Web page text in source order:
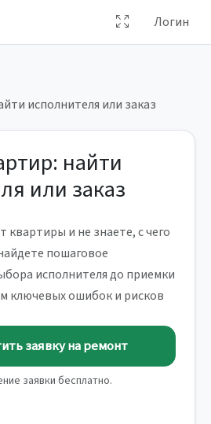
Логин
исполнителя или заказ
найти
или заказ
квартиры и не знаете, с чего
пошаговое
исполнителя до приемки
ключевых ошибок и рисков
заявку на ремонт
заявки бесплатно.